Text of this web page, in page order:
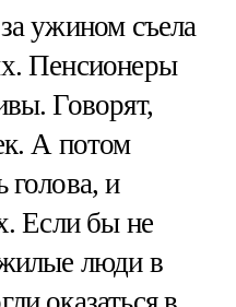
ужином съела
Пенсионеры
Говорят,
А потом
голова, и
Если бы не
люди в